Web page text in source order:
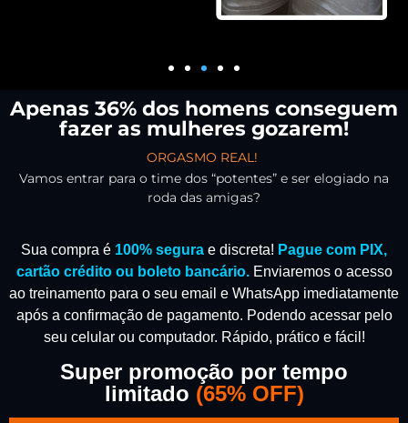
Apenas 36% dos homens conseguem
fazer as mulheres gozarem!
ORGASMO REAL!
Vamos entrar para o time dos “potentes” e ser elogiado na
roda das amigas?
Sua compra é 100% segura e discreta! Pague com PIX,
cartão crédito ou boleto bancário. Enviaremos o acesso
ao treinamento para o seu email e WhatsApp imediatamente
após a confirmação de pagamento. Podendo acessar pelo
seu celular ou computador. Rápido, prático e fácil!
Super promoção por tempo
limitado (65% OFF)